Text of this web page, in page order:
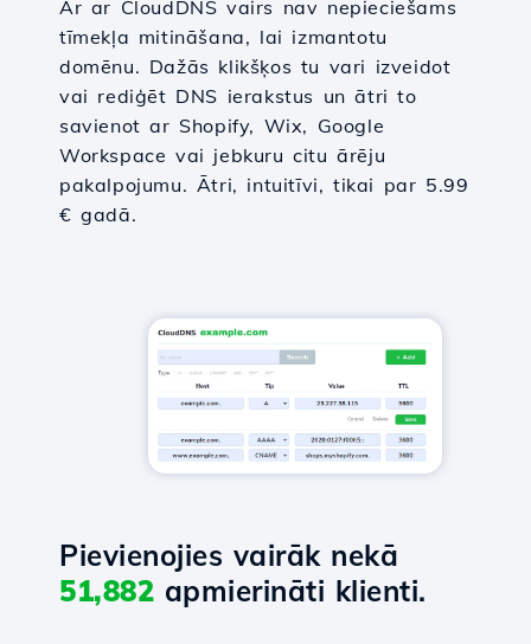
Ar ar CloudDNS vairs nav nepieciešams
tīmekļa mitināšana, lai izmantotu
domēnu. Dažās klikšķos tu vari izveidot
vai rediģēt DNS ierakstus un ātri to
savienot ar Shopify, Wix, Google
Workspace vai jebkuru citu ārēju
pakalpojumu. Ātri, intuitīvi, tikai par 5.99
€ gadā.
Pievienojies vairāk nekā
51,882 apmierināti klienti.